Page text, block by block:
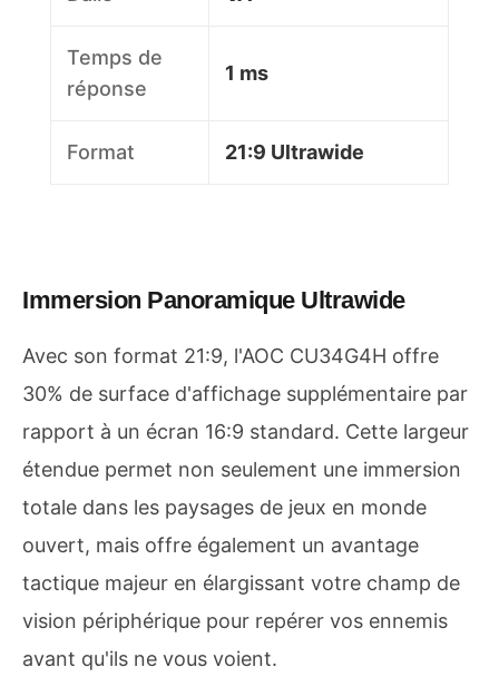
Temps de
réponse
1 ms
Format 21:9 Ultrawide
Immersion Panoramique Ultrawide
Avec son format 21:9, l'AOC CU34G4H offre
30% de surface d'affichage supplémentaire par
rapport à un écran 16:9 standard. Cette largeur
étendue permet non seulement une immersion
totale dans les paysages de jeux en monde
ouvert, mais offre également un avantage
tactique majeur en élargissant votre champ de
vision périphérique pour repérer vos ennemis
avant qu'ils ne vous voient.